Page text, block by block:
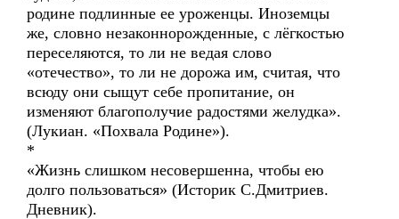
родине подлинные ее уроженцы. Иноземцы
же, словно незаконнорожденные, с лёгкостью
переселяются, то ли не ведая слово
«отечество», то ли не дорожа им, считая, что
всюду они сыщут себе пропитание, он
изменяют благополучие радостями желудка».
(Лукиан. «Похвала Родине»).
*
«Жизнь слишком несовершенна, чтобы ею
долго пользоваться» (Историк С.Дмитриев.
Дневник).